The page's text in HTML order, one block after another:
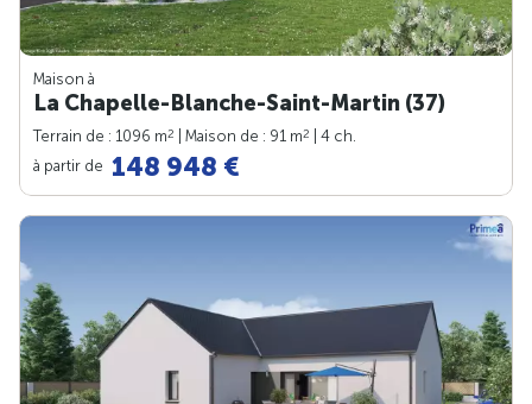
Maison à
La Chapelle-Blanche-Saint-Martin (37)
Terrain de : 1096 m2 | Maison de : 91 m2
| 4 ch.
à partir de 148 948 €